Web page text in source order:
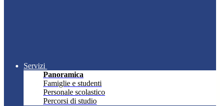
Servizi
Panoramica
Famiglie e studenti
Personale scolastico
Percorsi di studio